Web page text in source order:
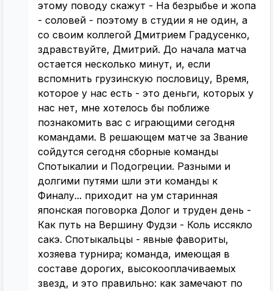
этому поводу скажут - На безрыбье и жопа
- соловей - поэтому в студии я не один, а
со своим коллегой Дмитрием Градусенко,
здравствуйте, Дмитрий. До начала матча
остается несколько минут, и, если
вспомнить грузинскую пословицу, Время,
которое у нас есть - это деньги, которых у
нас нет, мне хотелось бы поближе
познакомить вас с играющими сегодня
командами. В решающем матче за Звание
сойдутся сегодня сборные команды
Спотыкалии и Подогреции. Разными и
долгими путями шли эти команды к
Финалу... приходит на ум старинная
японская поговорка Долог и труден день -
Как путь на Вершину Фудзи - Коль иссякло
сакэ. Спотыкальцы - явные фавориты,
хозяева турнира; команда, имеющая в
составе дорогих, высокооплачиваемых
звезд, и это правильно: как замечают по